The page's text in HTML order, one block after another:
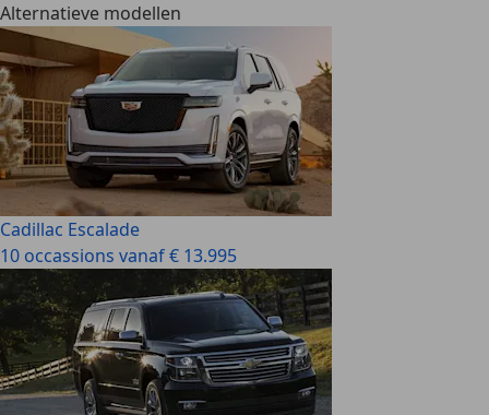
Alternatieve modellen
Cadillac Escalade
10 occassions vanaf € 13.995